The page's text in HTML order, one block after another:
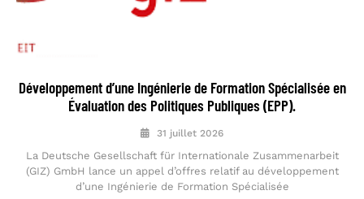
Développement d’une Ingénierie de Formation Spécialisée en
Évaluation des Politiques Publiques (EPP).
31 juillet 2026
La Deutsche Gesellschaft für Internationale Zusammenarbeit
(GIZ) GmbH lance un appel d’offres relatif au développement
d’une Ingénierie de Formation Spécialisée